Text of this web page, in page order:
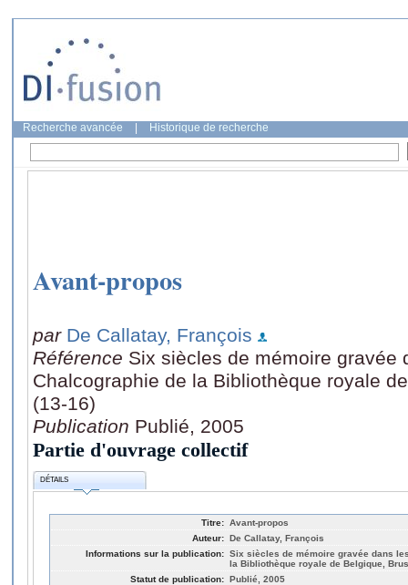
Recherche avancée Historique de recherche
Avant-propos
par De Callatay, François
Référence Six siècles de mémoire gravée
Chalcographie de la Bibliothèque royale
(13-16)
Publication Publié, 2005
Partie d'ouvrage collectif
DÉTAILS
Titre: Avant-propos
Auteur: De Callatay, François
Informations sur la publication: Six siècles de mémoire gravée dans
la Bibliothèque royale de Belgique,
Statut de publication: Publié, 2005